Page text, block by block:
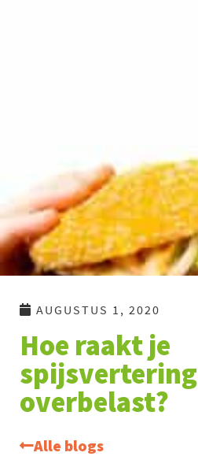
AUGUSTUS 1, 2020
Hoe raakt je
spijsvertering
overbelast?
Alle blogs